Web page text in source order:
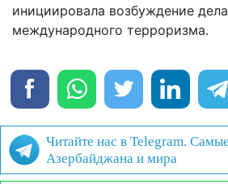
инициировала возбуждение
международного терроризма.
Читайте нас в Telegram.
Азербайджана и мира